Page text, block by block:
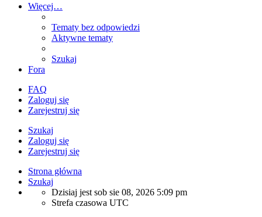
Więcej…
Tematy bez odpowiedzi
Aktywne tematy
Szukaj
Fora
FAQ
Zaloguj się
Zarejestruj się
Szukaj
Zaloguj się
Zarejestruj się
Strona główna
Szukaj
Dzisiaj jest sob sie 08, 2026 5:09 pm
Strefa czasowa UTC